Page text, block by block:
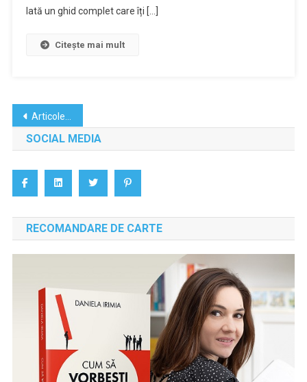
Iată un ghid complet care îți […]
Citește mai mult
Navigare
în
articole
Articole mai vechi
SOCIAL MEDIA
RECOMANDARE DE CARTE